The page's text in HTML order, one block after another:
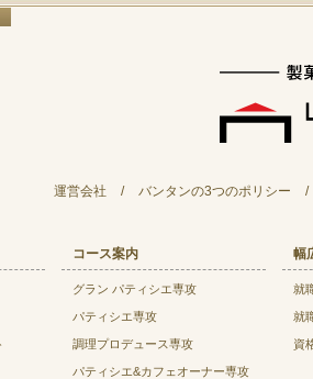
運営会社 / バンタンの3つのポリシー /
コース案内
グラン パティシエ専攻
パティシエ専攻
調理プロデュース専攻
パティシエ&カフェオーナー専攻
幅
就
就
資